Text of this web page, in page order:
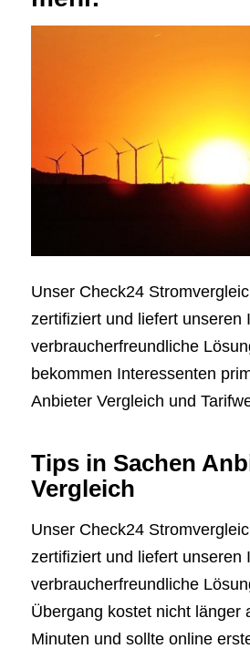
Unser Check24
zertifiziert und liefert unseren
verbraucherfreundliche
bekommen Interessenten
Anbieter Vergleich und
Tips in Sachen
Vergleich
Unser Check24
zertifiziert und liefert unseren
verbraucherfreundliche
Übergang kostet nicht länger
Minuten und sollte online